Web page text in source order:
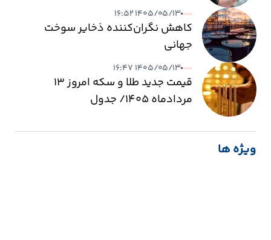
۱۴۰۵/۰۵/۱۳ ۱۶:۵۲
کاهش نگران‌کننده ذخایر سوخت
جهانی
۱۴۰۵/۰۵/۱۳ ۱۶:۴۷
قیمت جدید طلا و سکه امروز ۱۳
مردادماه ۱۴۰۵/ جدول
ویژه ها